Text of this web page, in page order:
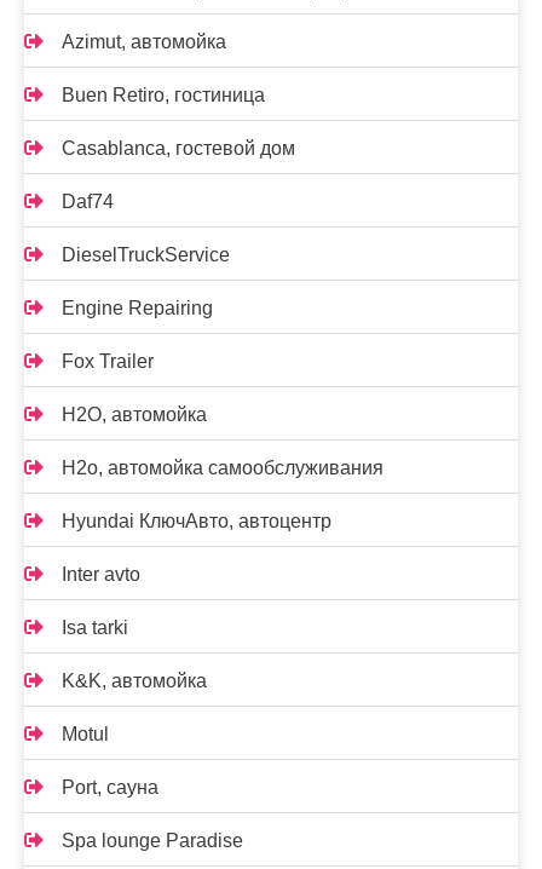
Azimut, автомойка
Buen Retiro, гостиница
Casablanca, гостевой дом
Daf74
DieselTruckService
Engine Repairing
Fox Trailer
H2O, автомойка
H2o, автомойка самообслуживания
Hyundai КлючАвто, автоцентр
Inter avto
Isa tarki
K&K, автомойка
Motul
Port, сауна
Spa lounge Paradise